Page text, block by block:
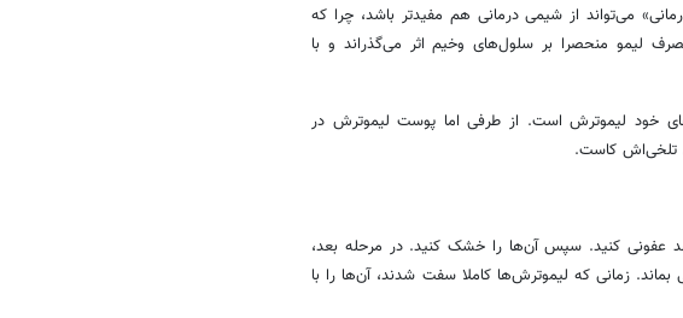
می‌تواند از شیمی درمانی هم مفیدتر باشد، چرا که
منحصرا بر سلول‌های وخیم اثر می‌گذراند و با
لیمو ۵ تا ۱۰ برابر ویتامین‌های خود لیموترش است. از طرفی اما پوست لیموترش در
تلخی‌اش کاست.
عفونی کنید. سپس آن‌ها را خشک کنید. در مرحله بعد،
بماند. زمانی که لیموترش‌ها کاملا سفت شدند، آن‌ها را با